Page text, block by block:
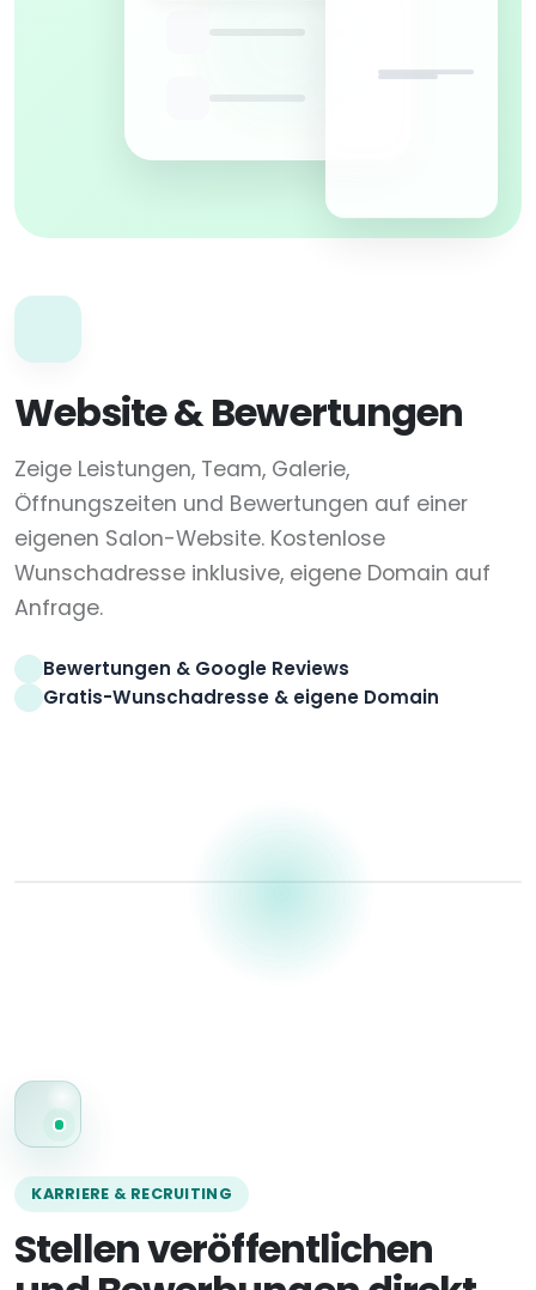
Website & Bewertungen
Zeige Leistungen, Team, Galerie,
Öffnungszeiten und Bewertungen auf einer
eigenen Salon-Website. Kostenlose
Wunschadresse inklusive, eigene Domain auf
Anfrage.
Bewertungen & Google Reviews
Gratis-Wunschadresse & eigene Domain
KARRIERE & RECRUITING
Stellen veröffentlichen